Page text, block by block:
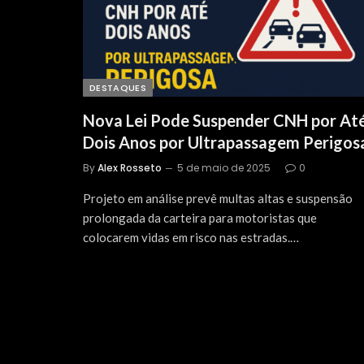
DESTAQUES
Nova Lei Pode Suspender CNH por
Dois Anos por Ultrapassagem
ByAlex Rosseto 5 de maio de 2025 0
Projeto em análise prevê multas altas e suspensão
prolongada da carteira para motoristas que
colocarem vidas em risco nas estradas.…